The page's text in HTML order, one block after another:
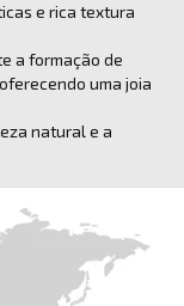
e rica textura
a formação de
uma joia
natural e a